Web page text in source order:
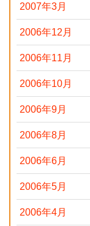
2007年3月
2006年12月
2006年11月
2006年10月
2006年9月
2006年8月
2006年6月
2006年5月
2006年4月